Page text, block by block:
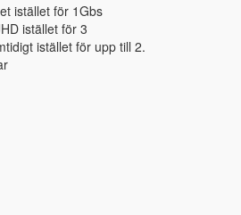
istället för 1Gbs
istället för 3
istället för upp till 2.